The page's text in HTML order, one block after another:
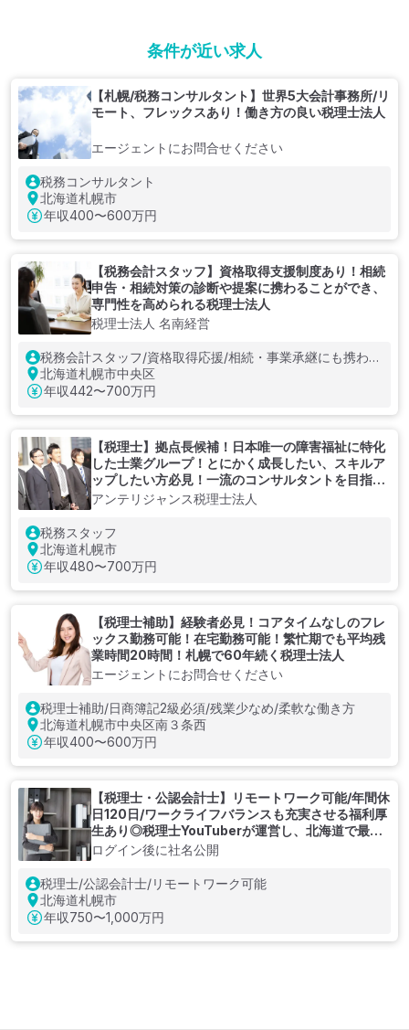
条件が近い求人
【札幌/税務コンサルタント】世界5大会計事務所/リ
モート、フレックスあり！働き方の良い税理士法人
エージェントにお問合せください
税務コンサルタント
北海道札幌市
年収400〜600万円
【税務会計スタッフ】資格取得支援制度あり！相続
申告・相続対策の診断や提案に携わることができ、
専門性を高められる税理士法人
税理士法人 名南経営
税務会計スタッフ/資格取得応援/相続・事業承継にも携われ
る
北海道札幌市中央区
年収442〜700万円
【税理士】拠点長候補！日本唯一の障害福祉に特化
した士業グループ！とにかく成長したい、スキルア
ップしたい方必見！一流のコンサルタントを目指せ
る税理士法人
アンテリジャンス税理士法人
税務スタッフ
北海道札幌市
年収480〜700万円
【税理士補助】経験者必見！コアタイムなしのフレ
ックス勤務可能！在宅勤務可能！繁忙期でも平均残
業時間20時間！札幌で60年続く税理士法人
エージェントにお問合せください
税理士補助/日商簿記2級必須/残業少なめ/柔軟な働き方
北海道札幌市中央区南３条西
年収400〜600万円
【税理士・公認会計士】リモートワーク可能/年間休
日120日/ワークライフバランスも充実させる福利厚
生あり◎税理士YouTuberが運営し、北海道で最高
水準の賃金体系を目指す新しい税理士事務所
ログイン後に社名公開
税理士/公認会計士/リモートワーク可能
北海道札幌市
年収750〜1,000万円